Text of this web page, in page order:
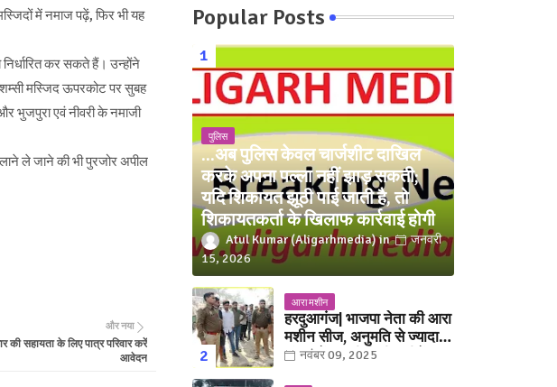
में नमाज पढ़ें, फिर भी यह
कर सकते हैं। उन्होंने
मस्जिद ऊपरकोट पर सुबह
भुजपुरा एवं नीवरी के नमाजी
ले जाने की भी पुरजोर अपील
और नया
की सहायता के लिए पात्र परिवार करें
आवेदन
Popular Posts
पुलिस
...अब पुलिस केवल चार्जशीट दाखिल
करके अपना पल्ला नहीं झाड़ सकती;
यदि शिकायत झूठी पाई जाती है, तो
शिकायतकर्ता के खिलाफ कार्रवाई होगी
Atul Kumar (Aligarhmedia)
जनवरी
15, 2026
आरा मशीन
हरदुआगंज| भाजपा नेता की आरा
मशीन सीज, अनुमति से ज्यादा
संख्या में चलती मिली मशीनें
नवंबर 09, 2025